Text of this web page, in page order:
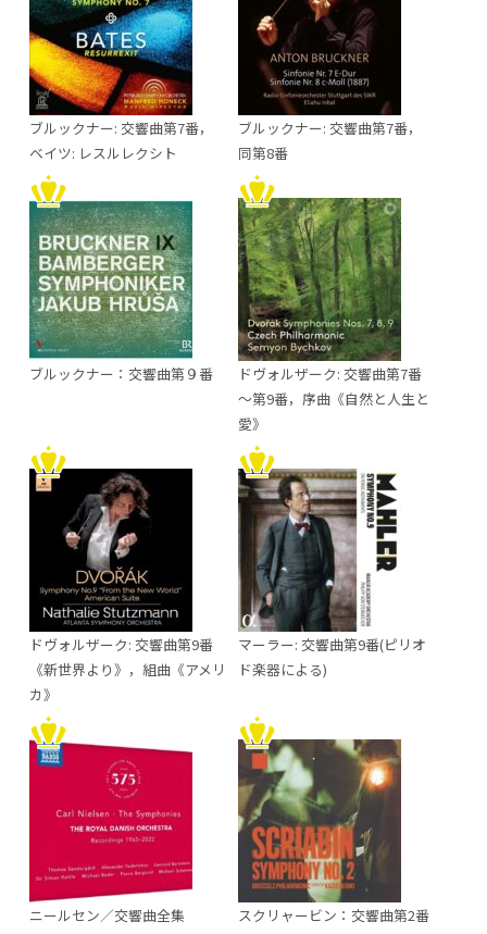
ブルックナー: 交響曲第7番，
ベイツ: レスルレクシト
ブルックナー: 交響曲第7番，
同第8番
ブルックナー：交響曲第９番
ドヴォルザーク: 交響曲第7番
～第9番，序曲《自然と人生と
愛》
ドヴォルザーク: 交響曲第9番
《新世界より》，組曲《アメリ
カ》
マーラー: 交響曲第9番(ピリオ
ド楽器による)
ニールセン／交響曲全集 スクリャービン：交響曲第2番